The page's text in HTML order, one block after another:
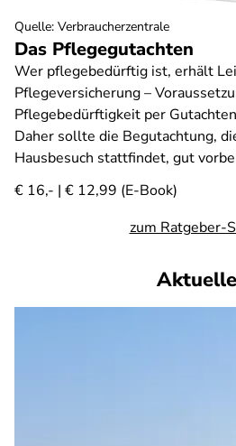
Das Pflegegutachten
Wer pflegebedürftig ist, erhält
Pflegeversicherung –
Pflegebedürftigkeit per
Daher sollte die Begutachtung,
Hausbesuch stattfindet, gut
€ 16,- | € 12,99 (E-Book)
zum Ratgeber-
Quelle: Verbraucherzentrale